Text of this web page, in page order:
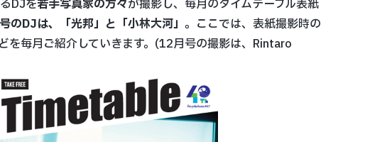
DJを若手写真家の方々が撮影し、毎月のタイムテーブル表紙
号のDJは、「光邦」と「小林大河」 。ここでは、表紙撮影時の
を毎月ご紹介していきます。(12月号の撮影は、Rintaro